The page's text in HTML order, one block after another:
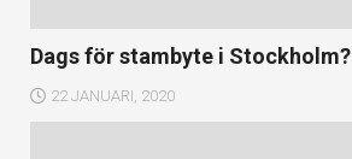
Dags för stambyte i Stockholm?
22 JANUARI, 2020